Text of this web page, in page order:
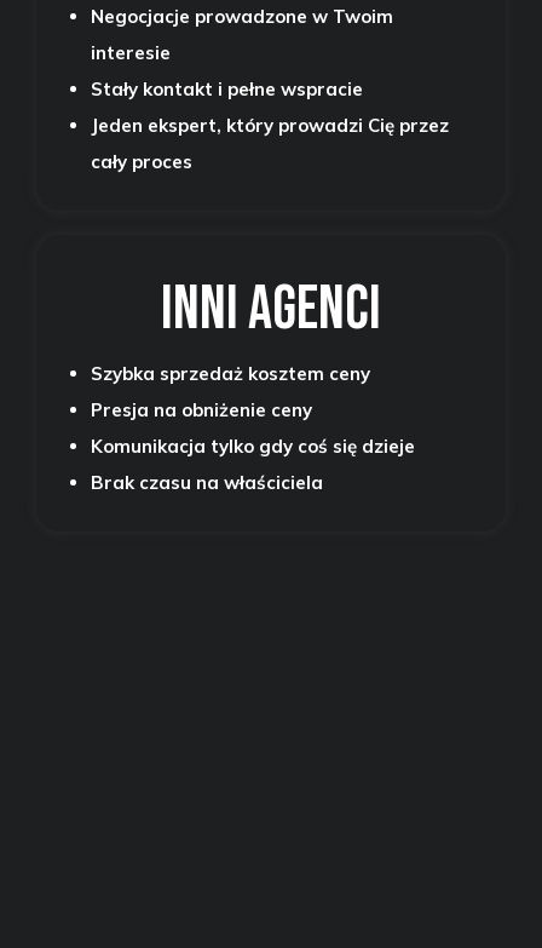
Negocjacje prowadzone w Twoim
interesie
Stały kontakt i pełne wspracie
Jeden ekspert, który prowadzi Cię przez
cały proces
Inni agenci
Szybka sprzedaż kosztem ceny
Presja na obniżenie ceny
Komunikacja tylko gdy coś się dzieje
Brak czasu na właściciela